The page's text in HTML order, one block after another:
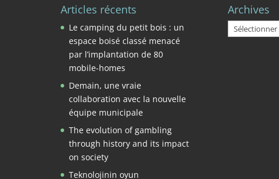
Articles récents
Le camping du petit bois : un
espace boisé classé menacé
par l’implantation de 80
mobile-homes
Demain, une vraie
collaboration avec la nouvelle
équipe municipale
The evolution of gambling
through history and its impact
on society
Teknolojinin oyun
Archives
Archives